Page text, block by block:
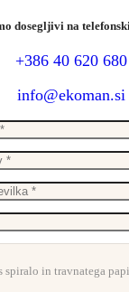
dosegljivi na
+386 40 620 680
info@ekoman.si